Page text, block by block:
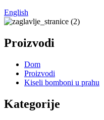
English
Proizvodi
Dom
Proizvodi
Kiseli bomboni u prahu
Kategorije